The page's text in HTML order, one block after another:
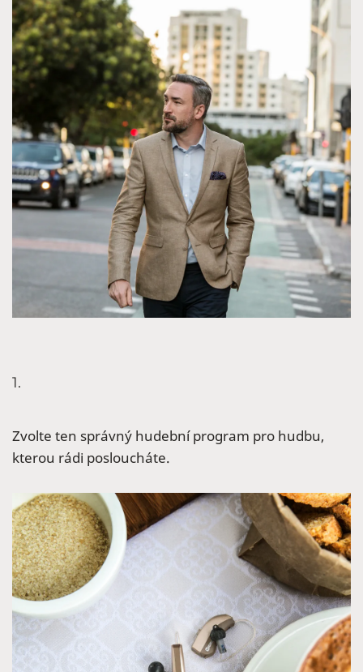
1.
Zvolte ten správný hudební program pro hudbu,
kterou rádi posloucháte.